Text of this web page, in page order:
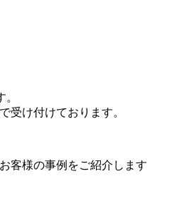
受け付けております。
客様の事例をご紹介します